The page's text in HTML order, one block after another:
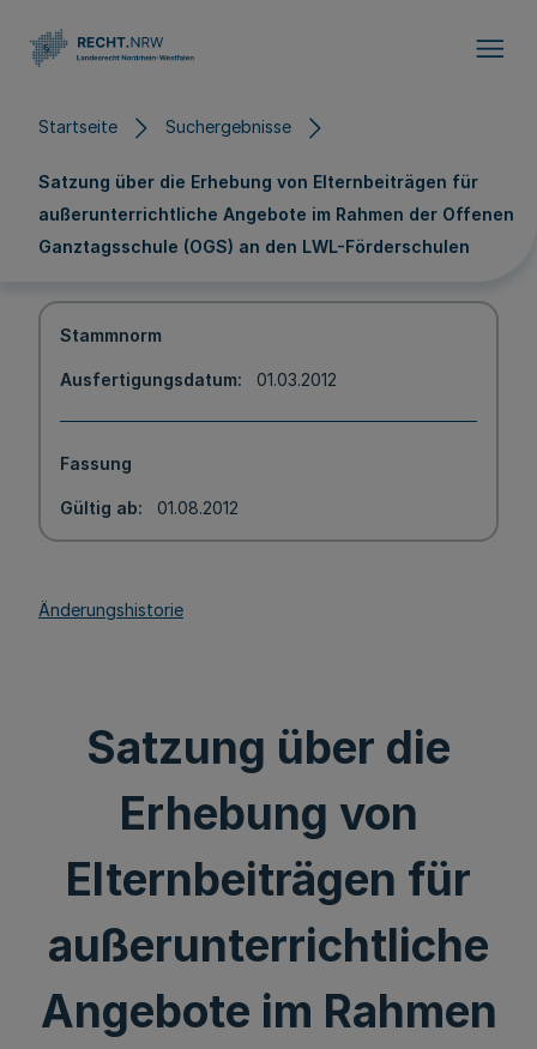
Startseite Suchergebnisse
Satzung über die Erhebung von Elternbeiträgen für
außerunterrichtliche Angebote im Rahmen der Offenen
Ganztagsschule (OGS) an den LWL-Förderschulen
Stammnorm
Ausfertigungsdatum 01.03.2012
Fassung
Gültig ab 01.08.2012
Änderungshistorie
Satzung über die
Erhebung von
Elternbeiträgen für
außerunterrichtliche
Angebote im Rahmen